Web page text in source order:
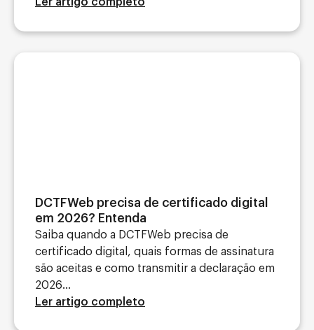
DCTFWeb precisa de certificado digital
em 2026? Entenda
Saiba quando a DCTFWeb precisa de
certificado digital, quais formas de assinatura
são aceitas e como transmitir a declaração em
2026...
Ler artigo completo